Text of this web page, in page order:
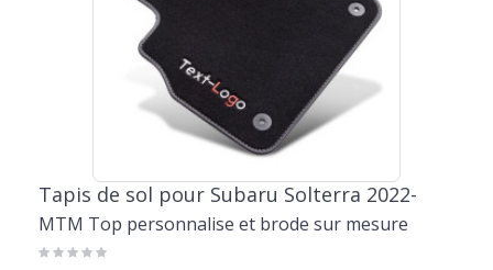
Tapis de sol pour Subaru Solterra 2022-
MTM Top personnalise et brode sur mesure